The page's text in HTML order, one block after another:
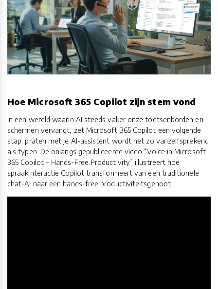
Hoe Microsoft 365 Copilot zijn stem vond
In een wereld waarin AI steeds vaker onze toetsenborden en
schermen vervangt, zet Microsoft 365 Copilot een volgende
stap: praten met je AI-assistent wordt net zo vanzelfsprekend
als typen. De onlangs gepubliceerde video “Voice in Microsoft
365 Copilot – Hands-Free Productivity” illustreert hoe
spraakinteractie Copilot transformeert van een traditionele
chat-AI naar een hands-free productiviteitsgenoot.